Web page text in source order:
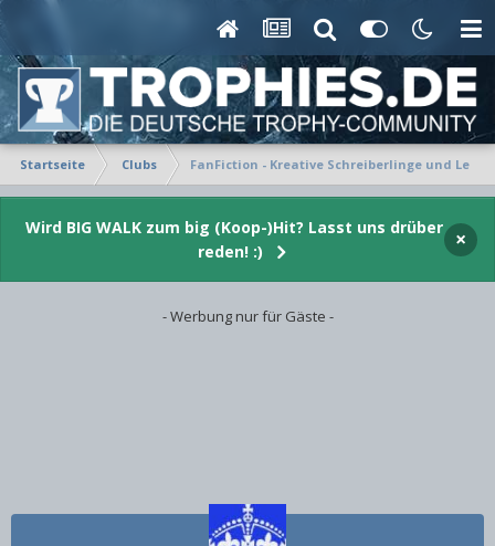
Startseite Clubs FanFiction - Kreative Schreiberlinge und
Wird BIG WALK zum big (Koop-)Hit? Lasst uns drüber
reden! :)
×
- Werbung nur für Gäste -